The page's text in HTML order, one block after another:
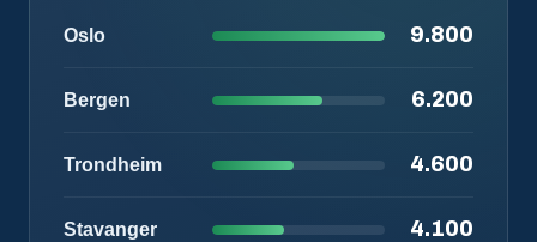
Oslo 9.800
Bergen 6.200
Trondheim 4.600
Stavanger 4.100